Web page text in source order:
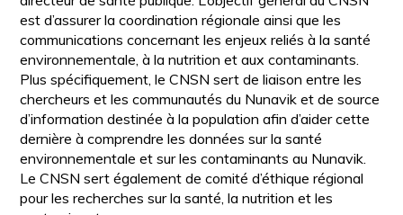
est d’assurer la coordination régionale ainsi que les
communications concernant les enjeux reliés à la santé
environnementale, à la nutrition et aux contaminants.
Plus spécifiquement, le CNSN sert de liaison entre les
chercheurs et les communautés du Nunavik et de source
d’information destinée à la population afin d’aider cette
dernière à comprendre les données sur la santé
environnementale et sur les contaminants au Nunavik.
Le CNSN sert également de comité d’éthique régional
pour les recherches sur la santé, la nutrition et les